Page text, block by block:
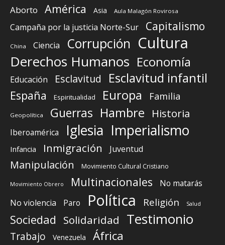
Aborto América Asia Aula Malagón Rovirosa
Campaña por la justicia Norte-Sur Capitalismo
China Ciencia Corrupción Cultura
Derechos Humanos Economía
Educación Esclavitud Esclavitud infantil
España Espiritualidad Europa Familia
Geopolítica Guerras Hambre Historia
Iberoamérica Iglesia Imperialismo
Infancia Inmigración Juventud
Manipulación Movimiento Cultural Cristiano
Movimiento Obrero Multinacionales
No matarás
No violencia
Paro Política Religión Salud
Sociedad Solidaridad Testimonio
Trabajo Venezuela África